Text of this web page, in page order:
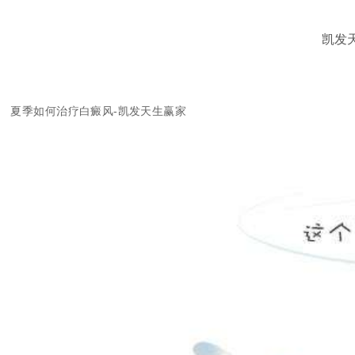
夏季如何治疗白癜风-凯发天生赢家
凯发